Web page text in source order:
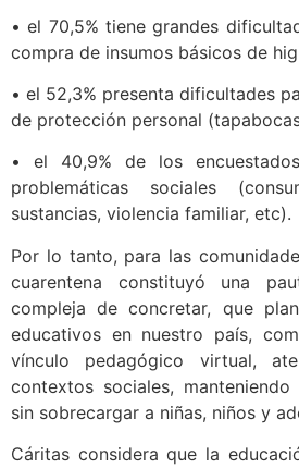
• el 70,5% tiene grandes
compra de insumos básicos de
• el 52,3% presenta dificultades
de protección personal
• el 40,9% de los
problemáticas sociales
sustancias, violencia familiar, etc).
Por lo tanto, para las
cuarentena constituyó una
compleja de concretar, que
educativos en nuestro país,
vínculo pedagógico virtual,
contextos sociales,
sin sobrecargar a niñas, niños y
Cáritas considera que la